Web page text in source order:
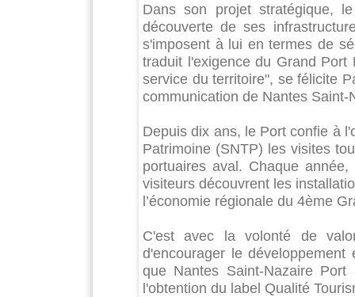
Dans son projet stratégique,
découverte de ses
s'imposent à lui en termes de
traduit l'exigence du Grand
service du territoire", se félicite
communication de Nantes Saint-
Depuis dix ans, le Port confie à
Patrimoine (SNTP) les visites
portuaires aval. Chaque
visiteurs découvrent les
l’économie régionale du 4ème
C'est avec la volonté de
d'encourager le développement
que Nantes Saint-Nazaire
l'obtention du label Qualité